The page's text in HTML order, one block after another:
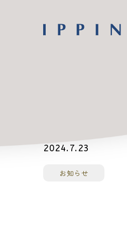
2024.7.23
お知らせ